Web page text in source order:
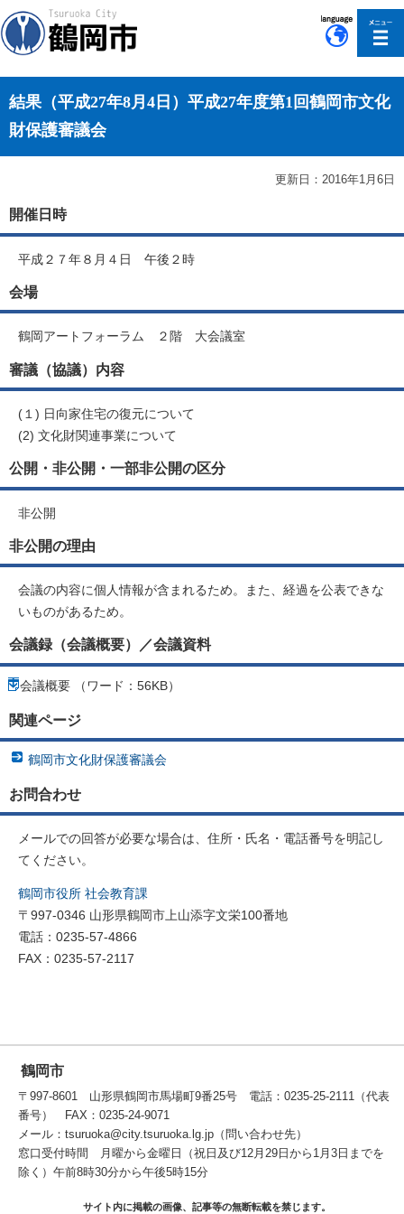
結果（平成27年8月4日）平成27年度第1回鶴岡市文化
財保護審議会
更新日：2016年1月6日
開催日時
平成２７年８月４日 午後２時
会場
鶴岡アートフォーラム ２階 大会議室
審議（協議）内容
(１) 日向家住宅の復元について
(2) 文化財関連事業について
公開・非公開・一部非公開の区分
非公開
非公開の理由
会議の内容に個人情報が含まれるため。また、経過を公表できな
いものがあるため。
会議録（会議概要）／会議資料
会議概要 （ワード：56KB）
関連ページ
鶴岡市文化財保護審議会
お問合わせ
メールでの回答が必要な場合は、住所・氏名・電話番号を明記し
てください。
鶴岡市役所 社会教育課
〒997-0346 山形県鶴岡市上山添字文栄100番地
電話：0235-57-4866
FAX：0235-57-2117
鶴岡市
〒997-8601 山形県鶴岡市馬場町9番25号 電話：0235-25-2111（代表
番号） FAX：0235-24-9071
メール：tsuruoka@city.tsuruoka.lg.jp（問い合わせ先）
窓口受付時間 月曜から金曜日（祝日及び12月29日から1月3日までを
除く）午前8時30分から午後5時15分
サイト内に掲載の画像、記事等の無断転載を禁じます。